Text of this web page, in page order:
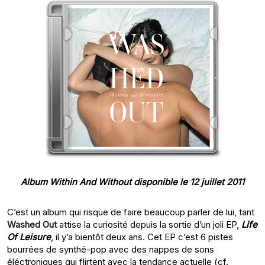
Album Within And Without disponible le 12 juillet 2011
C’est un album qui risque de faire beaucoup parler de lui, tant
Washed Outattise la curiosité depuis la sortie d’un joli EP, Life
Of Leisure, il y’a bientôt deux ans. Cet EP c’est 6 pistes
bourrées de synthé-pop avec des nappes de sons
éléctroniques qui flirtent avec la tendance actuelle (cf.